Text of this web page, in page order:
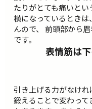
たりがとても痛いと
横になっているとき
んので、 前頭部から
です。
表情筋は
引き上げる力がなけ
鍛えることで変わっ